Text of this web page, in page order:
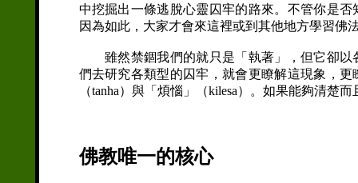
中挖掘出一條逃脫心靈囚牢的路來。不管你是
因為如此，大家才會來這裡或到其他地方學習佛
雖然禁錮我們的就只是「執著」，但它卻以
們去研究各類型的囚牢，就會更瞭解這現象，
（tanha）與「煩惱」（kilesa）。如果能夠清楚
佛教唯一的核心